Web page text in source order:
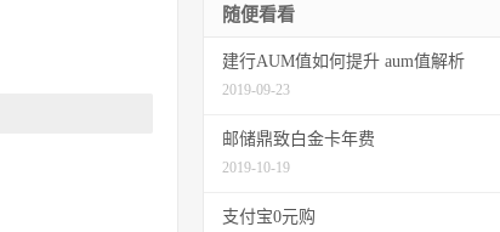
随便看看
建行AUM值如何提升 aum值解析
2019-09-23
邮储鼎致白金卡年费
2019-10-19
支付宝0元购